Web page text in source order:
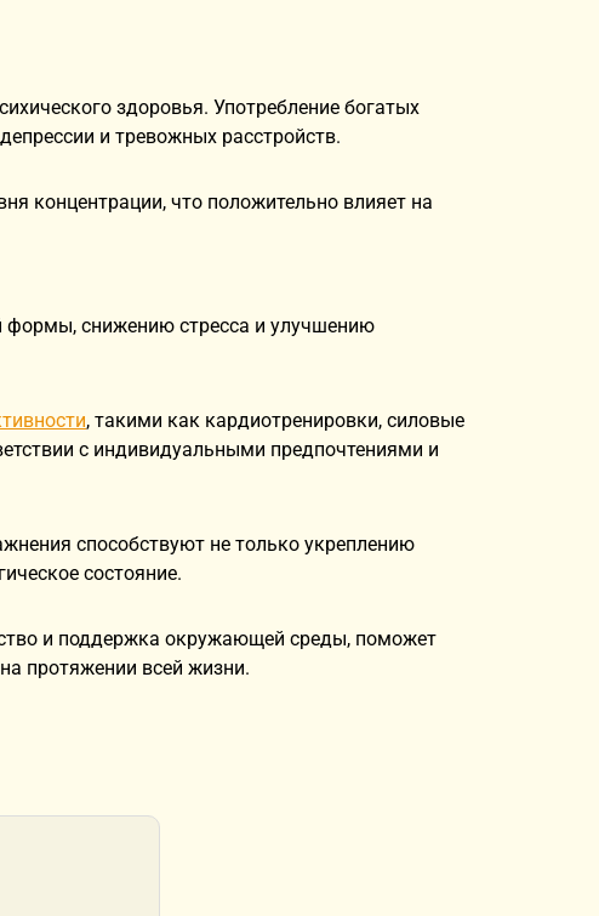
здоровья. Употребление богатых
и тревожных расстройств.
концентрации, что положительно влияет на
формы, снижению стресса и улучшению
, такими как кардиотренировки, силовые
с индивидуальными предпочтениями и
способствуют не только укреплению
состояние.
и поддержка окружающей среды, поможет
протяжении всей жизни.